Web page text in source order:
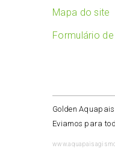
Mapa do site
Formulário
Golden
Eviamos para